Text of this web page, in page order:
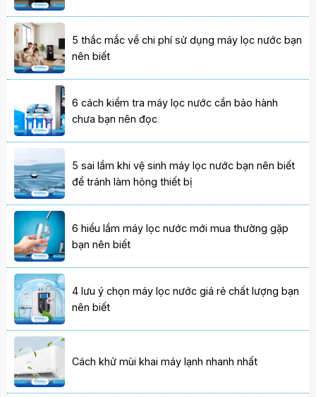
5 thắc mắc về chi phí sử dụng máy lọc nước bạn
nên biết
6 cách kiểm tra máy lọc nước cần bảo hành
chưa bạn nên đọc
5 sai lầm khi vệ sinh máy lọc nước bạn nên biết
để tránh làm hỏng thiết bị
6 hiểu lầm máy lọc nước mới mua thường gặp
bạn nên biết
4 lưu ý chọn máy lọc nước giá rẻ chất lượng bạn
nên biết
Cách khử mùi khai máy lạnh nhanh nhất